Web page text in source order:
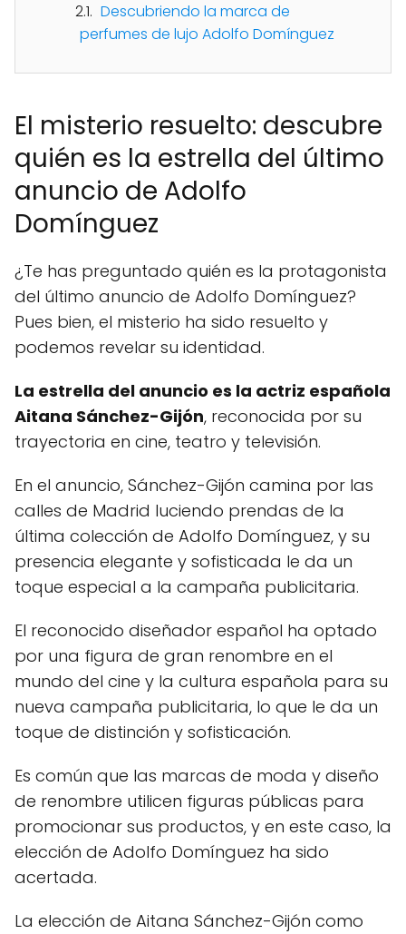
Descubriendo la marca de
perfumes de lujo Adolfo Domínguez
El misterio resuelto: descubre
quién es la estrella del último
anuncio de Adolfo
Domínguez
¿Te has preguntado quién es la protagonista
del último anuncio de Adolfo Domínguez?
Pues bien, el misterio ha sido resuelto y
podemos revelar su identidad.
La estrella del anuncio es la actriz española
Aitana Sánchez-Gijón, reconocida por su
trayectoria en cine, teatro y televisión.
En el anuncio, Sánchez-Gijón camina por las
calles de Madrid luciendo prendas de la
última colección de Adolfo Domínguez, y su
presencia elegante y sofisticada le da un
toque especial a la campaña publicitaria.
El reconocido diseñador español ha optado
por una figura de gran renombre en el
mundo del cine y la cultura española para su
nueva campaña publicitaria, lo que le da un
toque de distinción y sofisticación.
Es común que las marcas de moda y diseño
de renombre utilicen figuras públicas para
promocionar sus productos, y en este caso, la
elección de Adolfo Domínguez ha sido
acertada.
La elección de Aitana Sánchez-Gijón como